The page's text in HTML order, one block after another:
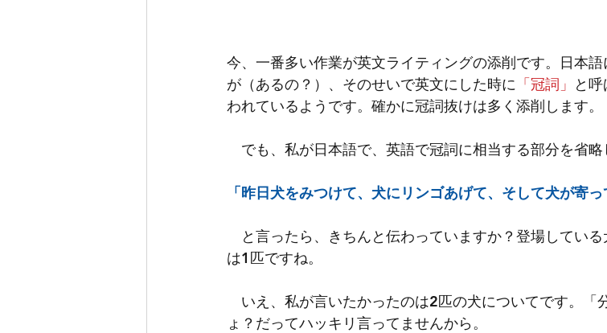
今、一番多い作業が英文ライティングの添削です。日本
が（あるの？）、そのせいで英文にした時に 「冠詞」 と
われているようです。確かに冠詞抜けは多く添削します。
でも、私が日本語で、英語で冠詞に相当する部分を省略
「昨日犬をみつけて、犬にリンゴあげて、そして犬が寄っ
と言ったら、きちんと伝わっていますか？登場してい
は1匹ですね。
いえ、私が言いたかったのは2匹の犬についてです。「
ょ？だってハッキリ言ってませんから。